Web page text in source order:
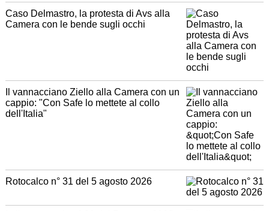
Caso Delmastro, la protesta di Avs alla
Camera con le bende sugli occhi
Il vannacciano Ziello alla Camera con un
cappio: "Con Safe lo mettete al collo
dell'Italia"
Rotocalco n° 31 del 5 agosto 2026